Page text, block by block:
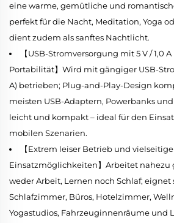
eine warme, gemütliche und
perfekt für die Nacht, Meditation, Yoga
dient zudem als sanftes Nachtlicht.
【USB-Stromversorgung mit 5 V / 1,0
Portabilität】Wird mit gängiger USB-
A) betrieben; Plug-and-Play-Design
meisten USB-Adaptern, Powerbanks
leicht und kompakt – ideal für den
mobilen Szenarien.
【Extrem leiser Betrieb und vielseitige
Einsatzmöglichkeiten】Arbeitet nahezu
weder Arbeit, Lernen noch Schlaf;
Schlafzimmer, Büros, Hotelzimmer,
Yogastudios, Fahrzeuginnenräume und